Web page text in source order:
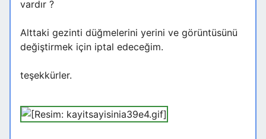
vardır ?
Alttaki gezinti düğmelerini yerini ve görüntüsünü
değiştirmek için iptal edeceğim.
teşekkürler.